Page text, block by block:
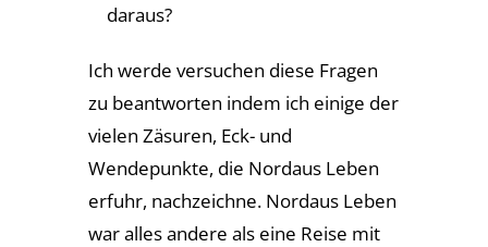
daraus?
Ich werde versuchen diese Fragen
zu beantworten indem ich einige der
vielen Zäsuren, Eck- und
Wendepunkte, die Nordaus Leben
erfuhr, nachzeichne. Nordaus Leben
war alles andere als eine Reise mit